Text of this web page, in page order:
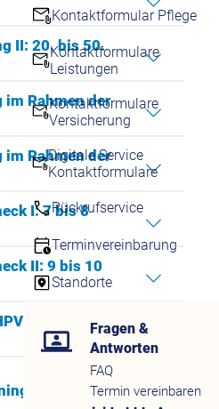
Kontaktformular Pflege
Kontaktformulare
Leistungen
Kontaktformulare
Versicherung
Digitale Service
Kontaktformulare
Rückrufservice
Terminvereinbarung
Standorte
Fragen &
Antworten
FAQ
Termin vereinbaren
II: 20. bis 50.
Rahmen der
Rahmen der
I: 7 bis 8
II: 9 bis 10
Impfung:
zwischen